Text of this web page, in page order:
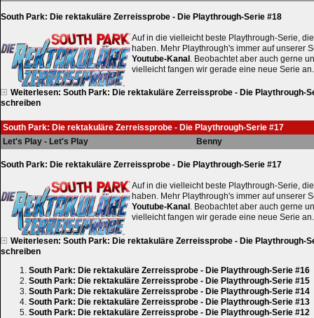
South Park: Die rektakuläre Zerreissprobe - Die Playthrough-Serie #18
Auf in die vielleicht beste Playthrough-Serie,
haben. Mehr Playthrough's immer auf unserer
Youtube-Kanal . Beobachtet aber auch gerne
vielleicht fangen wir gerade eine neue Serie an.
Weiterlesen: South Park: Die rektakuläre Zerreissprobe - Die Playthrough-
schreiben
South Park: Die rektakuläre Zerreissprobe - Die Playthrough-Serie #17
Let's Play - Let's Play
Benny
South Park: Die rektakuläre Zerreissprobe - Die Playthrough-Serie #17
Auf in die vielleicht beste Playthrough-Serie,
haben. Mehr Playthrough's immer auf unserer
Youtube-Kanal . Beobachtet aber auch gerne
vielleicht fangen wir gerade eine neue Serie an.
Weiterlesen: South Park: Die rektakuläre Zerreissprobe - Die Playthrough-
schreiben
South Park: Die rektakuläre Zerreissprobe - Die Playthrough-Serie #16
South Park: Die rektakuläre Zerreissprobe - Die Playthrough-Serie #15
South Park: Die rektakuläre Zerreissprobe - Die Playthrough-Serie #14
South Park: Die rektakuläre Zerreissprobe - Die Playthrough-Serie #13
South Park: Die rektakuläre Zerreissprobe - Die Playthrough-Serie #12